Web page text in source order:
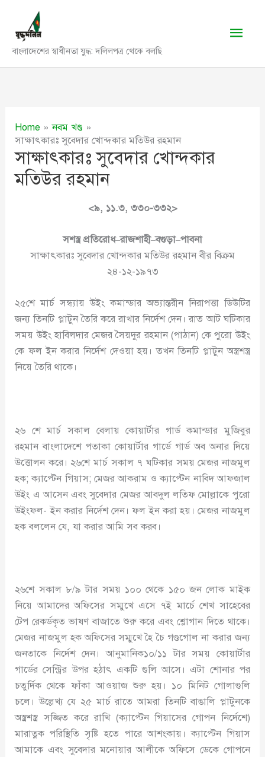
content
বাংলাদেশের স্বাধীনতা যুদ্ধ: দলিলপত্র থেকে বলছি
Main
Home
নবম খণ্ড
সাক্ষাৎকারঃ সুবেদার খোন্দকার মতিউর রহমান
সাক্ষাৎকারঃ সুবেদার খোন্দকার
মতিউর রহমান
<৯, ১১.৩, ৩৩০-৩৩২>
সশস্ত্র প্রতিরোধ–রাজশাহী–বগুড়া–পাবনা
সাক্ষাৎকারঃ সুবেদার খোন্দকার মতিউর রহমান বীর বিক্রম
২৪-১২-১৯৭৩
২৫শে মার্চ সন্ধ্যায় উইং কমান্ডার অভ্যান্তরীন নিরাপত্তা ডিউটির
জন্য তিনটি প্লাটুন তৈরি করে রাখার নির্দেশ দেন। রাত আট ঘটিকার
সময় উইং হাবিলদার মেজর সৈয়দুর রহমান (পাঠান) কে পুরো উইং
কে ফল ইন করার নির্দেশ দেওয়া হয়। তখন তিনটি প্লাটুন অস্ত্রশস্ত্র
নিয়ে তৈরি থাকে।
২৬ শে মার্চ সকাল বেলায় কোয়ার্টার গার্ড কমান্ডার মুজিবুর
রহমান বাংলাদেশে পতাকা কোয়ার্টার গার্ডে গার্ড অব অনার দিয়ে
উত্তোলন করে। ২৬শে মার্চ সকাল ৭ ঘটিকার সময় মেজর নাজমুল
হক; ক্যাপ্টেন গিয়াস; মেজর আকরাম ও ক্যাপ্টেন নাবিদ আফজাল
উইং এ আসেন এবং সুবেদার মেজর আবদুল লতিফ মোল্লাকে পুরো
উইংফল- ইন করার নির্দেশ দেন। ফল ইন করা হয়। মেজর নাজমুল
হক বললেন যে, যা করার আমি সব করব।
২৬শে সকাল ৮/৯ টার সময় ১০০ থেকে ১৫০ জন লোক মাইক
নিয়ে আমাদের অফিসের সম্মুখে এসে ৭ই মার্চে শেখ সাহেবের
টেপ রেকর্ডকৃত ভাষণ বাজাতে শুরু করে এবং শ্লোগান দিতে থাকে।
মেজর নাজমুল হক অফিসের সম্মুখে হৈ চৈ গণ্ডগোল না করার জন্য
জনতাকে নির্দেশ দেন। আনুমানিক১০/১১ টার সময় কোয়ার্টার
গার্ডের সেন্ট্রির উপর হঠাৎ একটি গুলি আসে। এটা শোনার পর
চতুর্দিক থেকে ফাঁকা আওয়াজ শুরু হয়। ১০ মিনিট গোলাগুলি
চলে। উল্লেখ্য যে ২৫ মার্চ রাতে আমরা তিনটি বাঙালি প্লাটুনকে
অস্ত্রশস্ত্র সজ্জিত করে রাখি (ক্যাপ্টেন গিয়াসের গোপন নির্দেশে)
মারাত্নক পরিস্থিতি সৃষ্টি হতে পারে আশংকায়। ক্যাপ্টেন গিয়াস
আমাকে এবং সুবেদার মনোয়ার আলীকে অফিসে ডেকে গোপনে